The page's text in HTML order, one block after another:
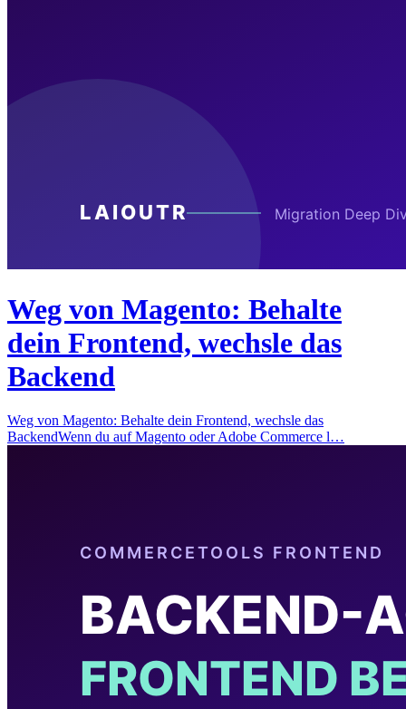
Weg von Magento: Behalte
dein Frontend, wechsle das
Backend
Weg von Magento: Behalte dein Frontend, wechsle das
BackendWenn du auf Magento oder Adobe Commerce l…